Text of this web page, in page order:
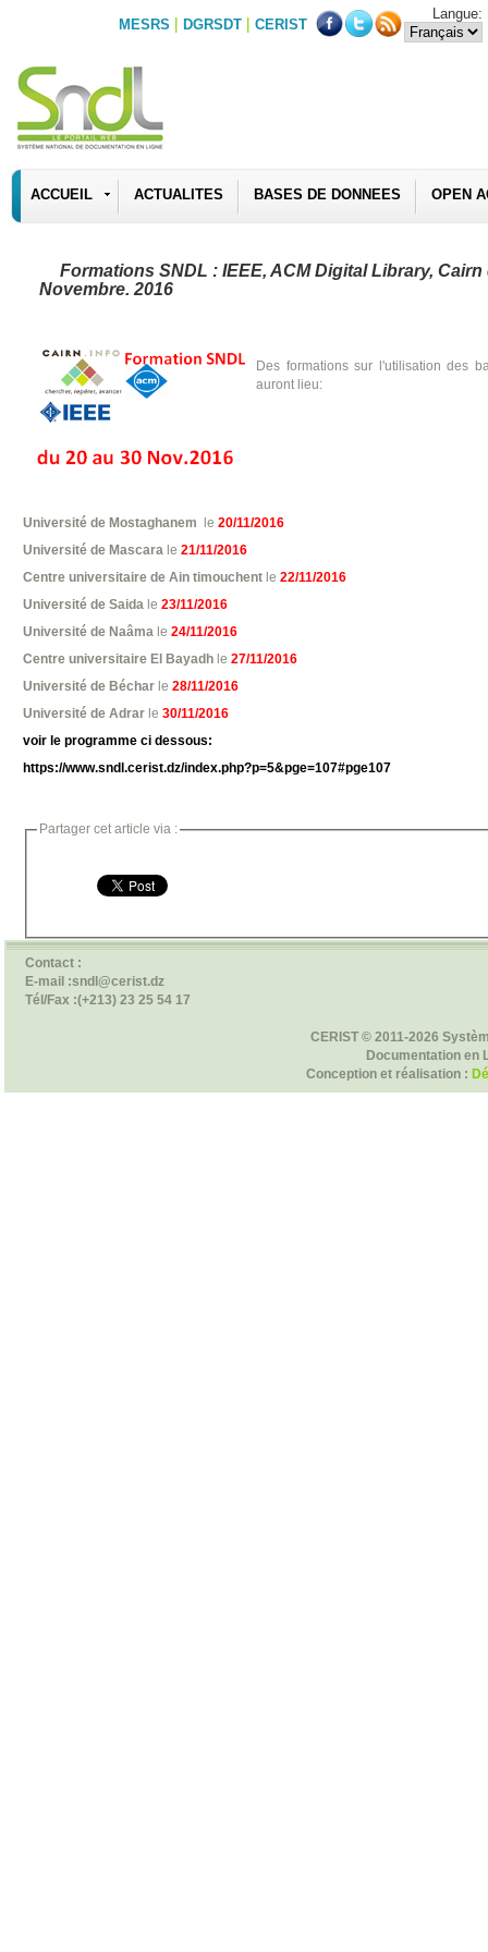
MESRS | DGRSDT | CERIST
Langue:
ACCUEIL ACTUALITES BASES DE DONNEES OPEN
Formations SNDL : IEEE, ACM Digital Library, Cairn
Novembre. 2016
Des formations sur l'utilisation des
auront lieu:
Université de Mostaghanem le 20/11/2016
Université de Mascara le 21/11/2016
Centre universitaire de Ain timouchent le 22/11/2016
Université de Saida le 23/11/2016
Université de Naâma le 24/11/2016
Centre universitaire El Bayadh le 27/11/2016
Université de Béchar le 28/11/2016
Université de Adrar le 30/11/2016
voir le programme ci dessous:
https://www.sndl.cerist.dz/index.php?p=5&pge=107#pge107
Partager cet article via :
Contact :
E-mail :sndl@cerist.dz
Tél/Fax :(+213) 23 25 54 17
CERIST © 2011-2026
Documentation en
Conception et réalisation :